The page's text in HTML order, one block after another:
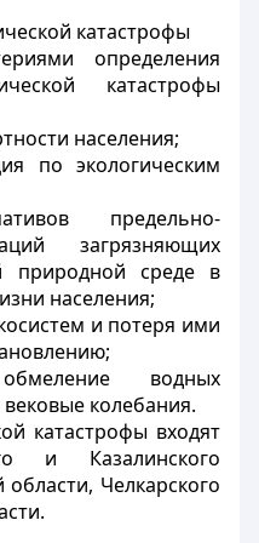
катастрофы
определения
катастрофы
населения;
по экологическим
предельно-
загрязняющих
природной среде в
населения;
и потеря ими
обмеление водных
колебания.
катастрофы входят
и Казалинского
Челкарского